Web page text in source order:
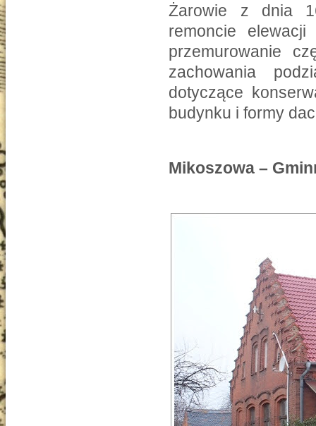
Żarowie z dnia
remoncie
przemurowanie
zachowania
dotyczące
budynku i formy
Mikoszowa –